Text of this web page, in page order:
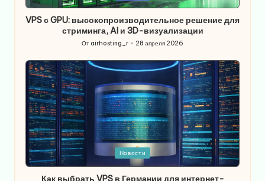
в
VPS с GPU: высокопроизводительное решение для
стриминга, AI и 3D-визуализации
Запись
От airhosting_r 28 апреля 2026
Опубликовано
в
Новости
Как выбрать VPS в Германии для интернет-